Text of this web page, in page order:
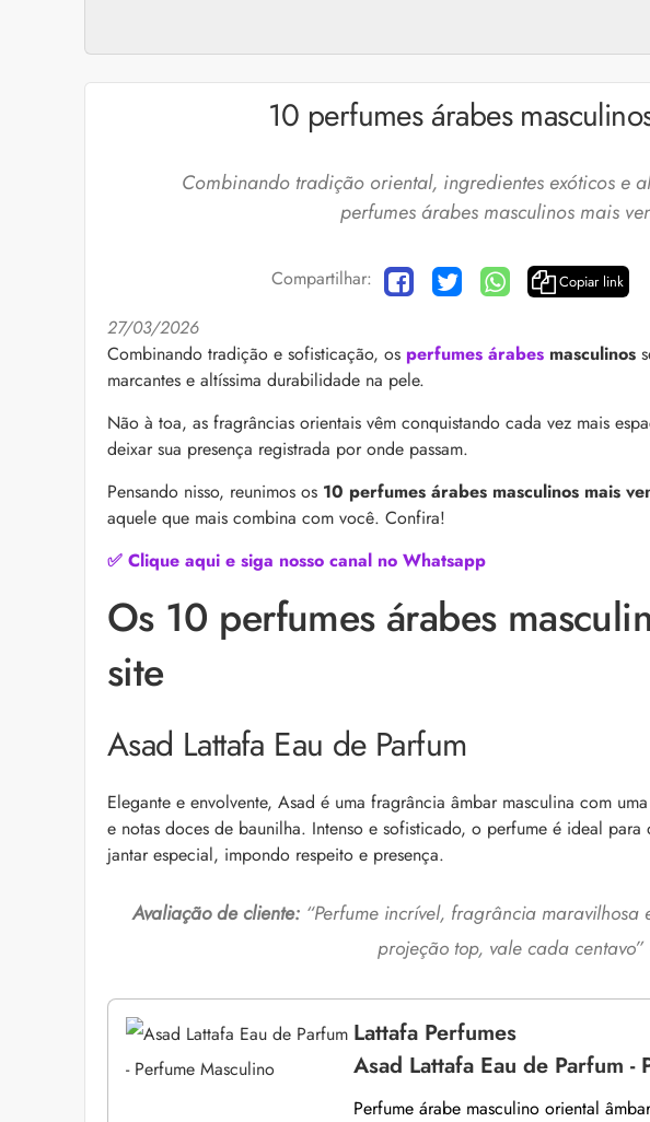
10 perfumes árabes
Combinando tradição oriental, ingredientes exóticos e
perfumes árabes masculinos mais
Compartilhar: Copiar link
27/03/2026
Combinando tradição e sofisticação, os perfumes árabes masculinos
marcantes e altíssima durabilidade na pele.
Não à toa, as fragrâncias orientais vêm conquistando cada vez mais
deixar sua presença registrada por onde passam.
Pensando nisso, reunimos os 10 perfumes árabes masculinos mais
aquele que mais combina com você. Confira!
✅ Clique aqui e siga nosso canal no Whatsapp
Os 10 perfumes árabes
site
Asad Lattafa Eau de Parfum
Elegante e envolvente, Asad é uma fragrância âmbar masculina com
e notas doces de baunilha. Intenso e sofisticado, o perfume é ideal
jantar especial, impondo respeito e presença.
Avaliação de cliente: “Perfume incrível, fragrância
projeção top, vale cada centavo”
Lattafa Perfumes
Asad Lattafa Eau de Parfum -
Perfume árabe masculino oriental
Cuidados com a barba: 4 dicas e produtos
O expert Willy Morales revela 5 cuidados com
as recomendações do barbeiro
como Bond Repair age nos cabelos
saiba como incluir a tecnologia na rotina